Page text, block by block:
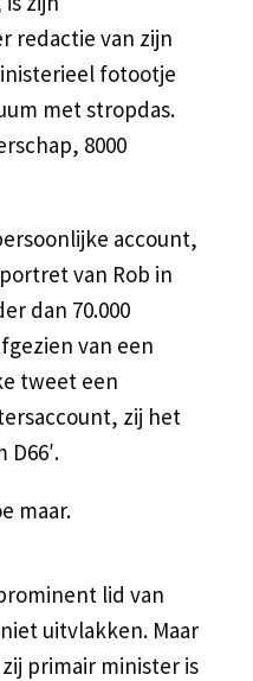
redactie van zijn
fotootje
met stropdas.
8000
account,
van Rob in
dan 70.000
van een
tweet een
zij het
maar.
lid van
uitvlakken. Maar
primair minister is